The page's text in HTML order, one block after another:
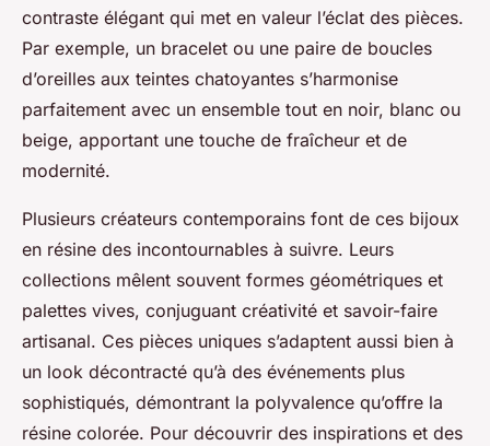
contraste élégant qui met en valeur l’éclat des pièces.
Par exemple, un bracelet ou une paire de boucles
d’oreilles aux teintes chatoyantes s’harmonise
parfaitement avec un ensemble tout en noir, blanc ou
beige, apportant une touche de fraîcheur et de
modernité.
Plusieurs créateurs contemporains font de ces bijoux
en résine des incontournables à suivre. Leurs
collections mêlent souvent formes géométriques et
palettes vives, conjuguant créativité et savoir-faire
artisanal. Ces pièces uniques s’adaptent aussi bien à
un look décontracté qu’à des événements plus
sophistiqués, démontrant la polyvalence qu’offre la
résine colorée. Pour découvrir des inspirations et des